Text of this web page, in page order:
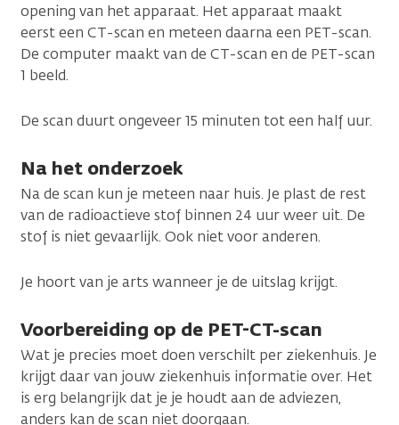
opening van het apparaat. Het apparaat maakt
eerst een CT-scan en meteen daarna een PET-scan.
De computer maakt van de CT-scan en de PET-scan
1 beeld.
De scan duurt ongeveer 15 minuten tot een half uur.
Na het onderzoek
Na de scan kun je meteen naar huis. Je plast de rest
van de radioactieve stof binnen 24 uur weer uit. De
stof is niet gevaarlijk. Ook niet voor anderen.
Je hoort van je arts wanneer je de uitslag krijgt.
Voorbereiding op de PET-CT-scan
Wat je precies moet doen verschilt per ziekenhuis. Je
krijgt daar van jouw ziekenhuis informatie over. Het
is erg belangrijk dat je je houdt aan de adviezen,
anders kan de scan niet doorgaan.